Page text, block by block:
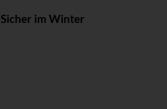
Sicher im Winter